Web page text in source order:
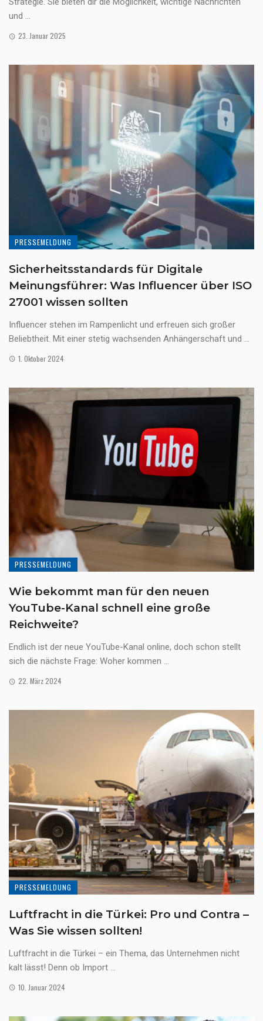
und ...
23. Januar 2025
PRESSEMELDUNG
Sicherheitsstandards für Digitale
Meinungsführer: Was Influencer über ISO
27001 wissen sollten
Influencer stehen im Rampenlicht und erfreuen sich großer
Beliebtheit. Mit einer stetig wachsenden Anhängerschaft und ...
1. Oktober 2024
PRESSEMELDUNG
Wie bekommt man für den neuen
YouTube-Kanal schnell eine große
Reichweite?
Endlich ist der neue YouTube-Kanal online, doch schon stellt
sich die nächste Frage: Woher kommen ...
22. März 2024
PRESSEMELDUNG
Luftfracht in die Türkei: Pro und Contra –
Was Sie wissen sollten!
Luftfracht in die Türkei – ein Thema, das Unternehmen nicht
kalt lässt! Denn ob Import ...
10. Januar 2024